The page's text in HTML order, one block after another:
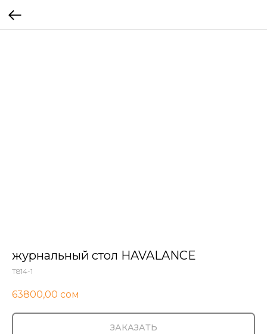
журнальный стол HAVALANCE
T814-1
63800,00 сом
ЗАКАЗАТЬ